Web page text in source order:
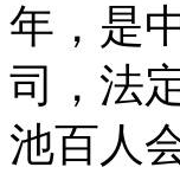
年，是
司，法
池百人